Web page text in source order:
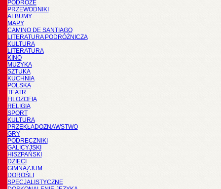
PODRÓŻE
PRZEWODNIKI
ALBUMY
MAPY
CAMINO DE SANTIAGO
LITERATURA PODRÓŻNICZA
KULTURA
LITERATURA
KINO
MUZYKA
SZTUKA
KUCHNIA
POLSKA
TEATR
FILOZOFIA
RELIGIA
SPORT
KULTURA
PRZEKŁADOZNAWSTWO
GRY
PODRĘCZNIKI
GALICYJSKI
HISZPAŃSKI
DZIECI
GIMNAZJUM
DOROŚLI
SPECJALISTYCZNE